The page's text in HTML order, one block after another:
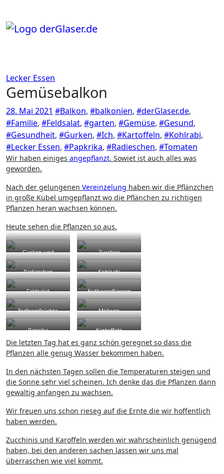
springen
Lecker Essen
Gemüsebalkon
28. Mai 2021 #Balkon, #balkonien, #derGlaser.de,
#Familie, #Feldsalat, #garten, #Gemüse, #Gesund,
#Gesundheit, #Gurken, #Ich, #Kartoffeln, #Kohlrabi,
#Lecker Essen, #Papkrika, #Radieschen, #Tomaten
Wir haben einiges angepflanzt. Sowiet ist auch alles was
geworden.
Nach der gelungenen Vereinzelung haben wir die Pflänzchen
in große Kübel umgepflanzt wo die Pflänchen zu richtigen
Pflanzen heran wachsen können.
Heute sehen die Pflanzen so aus.
Gurken und
Tomaten
Zucchini
Radieschen Kohlrabi
Feldsalat Erdbeerpflanzen
Erdbeerfrüchte Möhren
Paprika Kartoffeln
Die letzten Tag hat es ganz schön geregnet so dass die
Pflanzen alle genug Wasser bekommen haben.
In den nächsten Tagen sollen die Temperaturen steigen und
die Sonne sehr viel scheinen. Ich denke das die Pflanzen dann
gewaltig anfangen zu wachsen.
Wir freuen uns schon rieseg auf die Ernte die wir hoffentlich
haben werden.
Zucchinis und Karoffeln werden wir wahrscheinlich genügend
haben, bei den anderen sachen lassen wir uns mal
überraschen wie viel kommt.